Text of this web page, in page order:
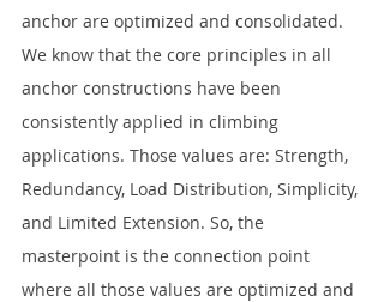
anchor are optimized and consolidated.
We know that the core principles in all
anchor constructions have been
consistently applied in climbing
applications. Those values are: Strength,
Redundancy, Load Distribution, Simplicity,
and Limited Extension. So, the
masterpoint is the connection point
where all those values are optimized and